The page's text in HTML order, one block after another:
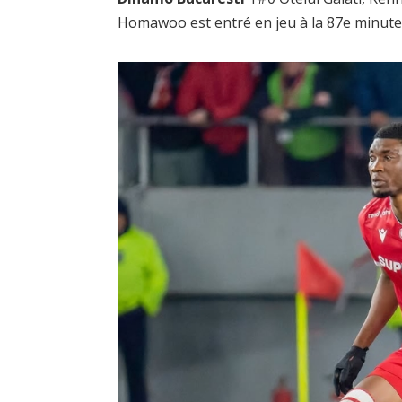
Homawoo est entré en jeu à la 87e